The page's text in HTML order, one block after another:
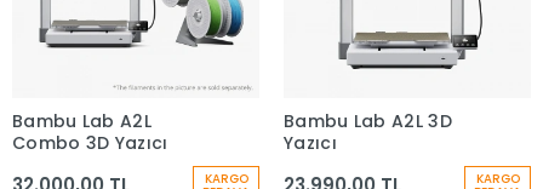
Bambu Lab A2L
Combo 3D Yazıcı
KARGO
Bambu Lab A2L 3D
Yazıcı
KARGO